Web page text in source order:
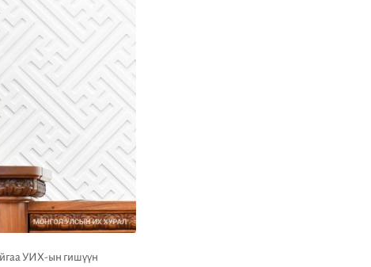
УИХ-ын гишүүн